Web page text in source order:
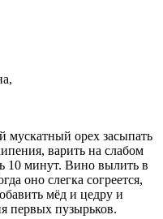
орех засыпать
варить на слабом
10 минут. Вино вылить в
оно слегка согреется,
мёд и цедру и
первых пузырьков.